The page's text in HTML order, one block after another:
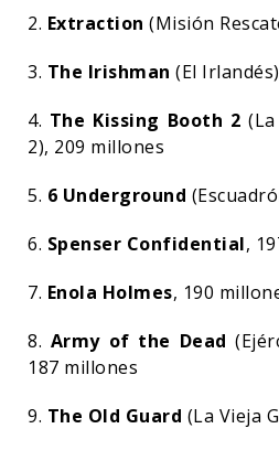
2. Extraction (Misión
3. The Irishman (El
4. The Kissing Booth 2
2), 209 millones
5. 6 Underground
6. Spenser Confidential,
7. Enola Holmes, 190
8. Army of the Dead
187 millones
9. The Old Guard (La Vieja